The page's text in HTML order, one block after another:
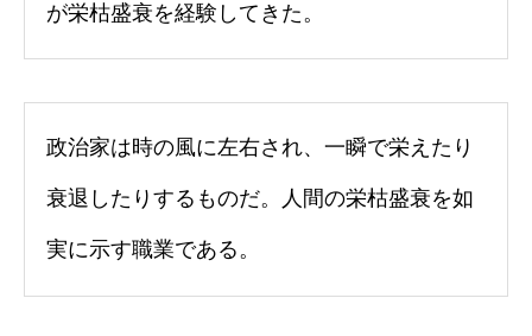
が栄枯盛衰を経験してきた。
政治家は時の風に左右され、一瞬で栄えたり
衰退したりするものだ。人間の栄枯盛衰を如
実に示す職業である。